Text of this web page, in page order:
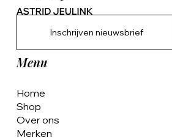
Inschrijven nieuwsbrief
Menu
Home
Shop
Over ons
Merken